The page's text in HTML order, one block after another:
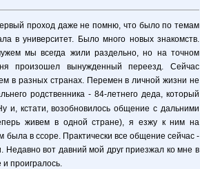
проход даже не помню, что было по темам
в университет. Было много новых знакомств.
мы всегда жили раздельно, но на точном
произошел вынужденный переезд. Сейчас
в разных странах. Перемен в личной жизни не
родственника - 84-летнего деда, который
и, кстати, возобновилось общение с дальними
живем в одной стране), я езжу к ним на
в ссоре. Практически все общение сейчас -
Недавно вот давний мой друг приезжал ко мне в
и проигралось.